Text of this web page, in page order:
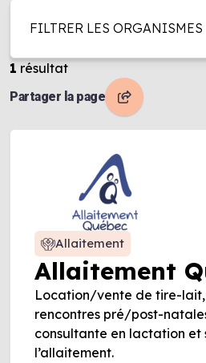
FILTRER LES ORGANISMES
1 résultat
Partager la page
Allaitement
Allaitement
Location/vente de tire-lait,
rencontres pré/post-
consultante en lactation et
l’allaitement.